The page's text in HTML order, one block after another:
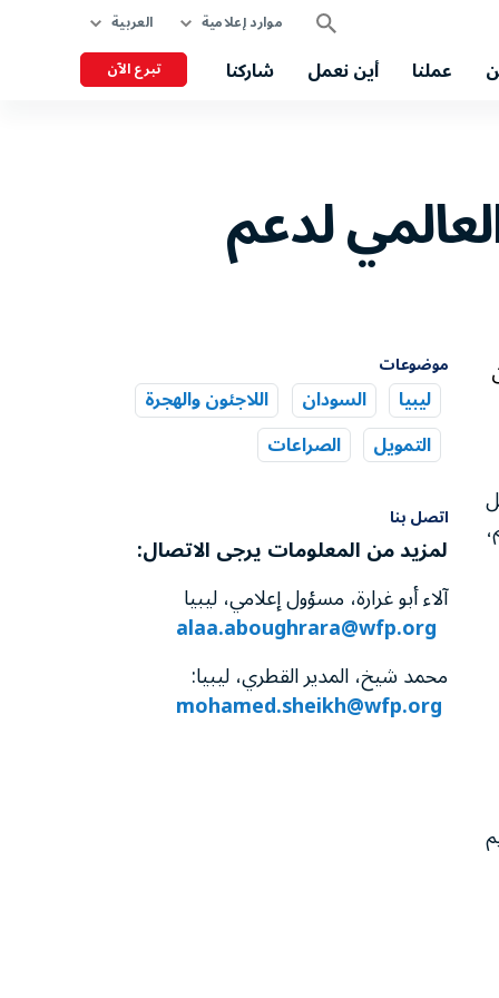
موارد إعلامية العربية
عملنا أين نعمل شاركنا تبرع الآن
لدعم
من موضوعات
ليبيا السودان
اللاجئون والهجرة
التمويل
الصراعات
اتصل بنا
لمزيد من المعلومات يرجى الاتصال:
آلاء أبو غرارة، مسؤول إعلامي، ليبيا
alaa.aboughrara@wfp.org
محمد شيخ، المدير القطري، ليبيا:
mohamed.sheikh@wfp.org